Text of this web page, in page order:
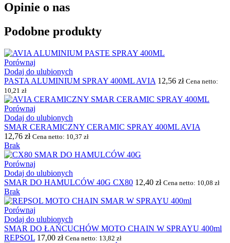
Opinie o nas
Podobne produkty
Porównaj
Dodaj do ulubionych
PASTA ALUMINIUM SPRAY 400ML AVIA 12,56 zł Cena netto:
10,21 zł
Porównaj
Dodaj do ulubionych
SMAR CERAMICZNY CERAMIC SPRAY 400ML AVIA
12,76 zł Cena netto: 10,37 zł
Brak
Porównaj
Dodaj do ulubionych
SMAR DO HAMULCÓW 40G CX80 12,40 zł Cena netto: 10,08 zł
Brak
Porównaj
Dodaj do ulubionych
SMAR DO ŁAŃCUCHÓW MOTO CHAIN W SPRAYU 400ml
REPSOL 17,00 zł Cena netto: 13,82 zł